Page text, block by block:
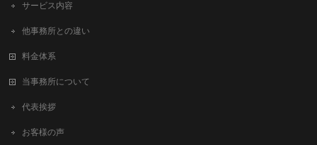
サービス内容
他事務所との違い
料金体系
当事務所について
代表挨拶
お客様の声